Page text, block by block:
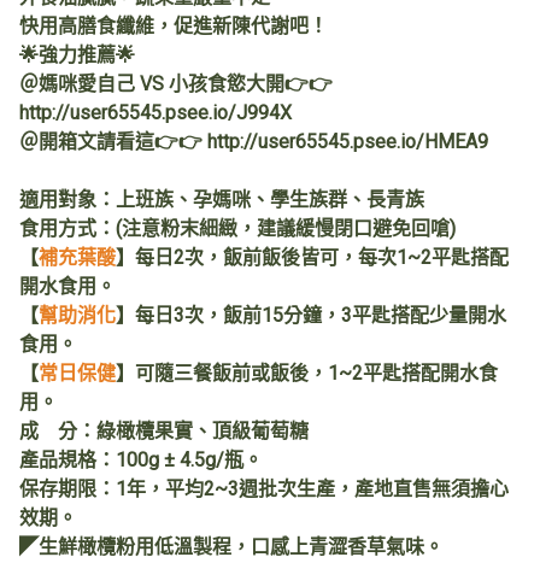
快用高膳食纖維，促進新陳代謝吧！
🌟強力推薦🌟
＠媽咪愛自己 VS 小孩食慾大開👉👉
http://user65545.psee.io/J994X
＠開箱文請看這👉👉 http://user65545.psee.io/HMEA9
適用對象：上班族、孕媽咪、學生族群、長青族
食用方式：(注意粉末細緻，建議緩慢閉口避免回嗆)
【補充葉酸】每日2次，飯前飯後皆可，每次1~2平匙搭配
開水食用。
【幫助消化】每日3次，飯前15分鐘，3平匙搭配少量開水
食用。
【常日保健】可隨三餐飯前或飯後，1~2平匙搭配開水食
用。
成 分：綠橄欖果實、頂級葡萄糖
產品規格：100g ± 4.5g/瓶。
保存期限：1年，平均2~3週批次生產，產地直售無須擔心
效期。
◤生鮮橄欖粉用低溫製程，口感上青澀香草氣味。